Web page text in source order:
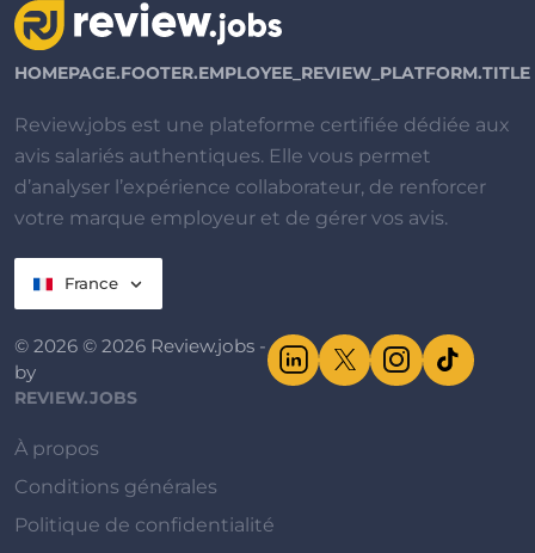
HOMEPAGE.FOOTER.EMPLOYEE_REVIEW_PLATFORM.TITLE
Review.jobs est une plateforme certifiée dédiée aux
avis salariés authentiques. Elle vous permet
d’analyser l’expérience collaborateur, de renforcer
votre marque employeur et de gérer vos avis.
France
© 2026 © 2026 Review.jobs -
by
REVIEW.JOBS
À propos
Conditions générales
Politique de confidentialité